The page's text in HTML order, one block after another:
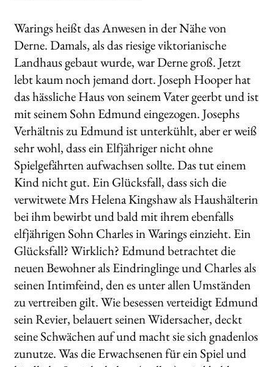
Warings heißt das Anwesen in der Nähe von
Derne. Damals, als das riesige viktorianische
Landhaus gebaut wurde, war Derne groß. Jetzt
lebt kaum noch jemand dort. Joseph Hooper hat
das hässliche Haus von seinem Vater geerbt und ist
mit seinem Sohn Edmund eingezogen. Josephs
Verhältnis zu Edmund ist unterkühlt, aber er weiß
sehr wohl, dass ein Elfjähriger nicht ohne
Spielgefährten aufwachsen sollte. Das tut einem
Kind nicht gut. Ein Glücksfall, dass sich die
verwitwete Mrs Helena Kingshaw als Haushälterin
bei ihm bewirbt und bald mit ihrem ebenfalls
elfjährigen Sohn Charles in Warings einzieht. Ein
Glücksfall? Wirklich? Edmund betrachtet die
neuen Bewohner als Eindringlinge und Charles als
seinen Intimfeind, den es unter allen Umständen
zu vertreiben gilt. Wie besessen verteidigt Edmund
sein Revier, belauert seinen Widersacher, deckt
seine Schwächen auf und macht sie sich gnadenlos
zunutze. Was die Erwachsenen für ein Spiel und